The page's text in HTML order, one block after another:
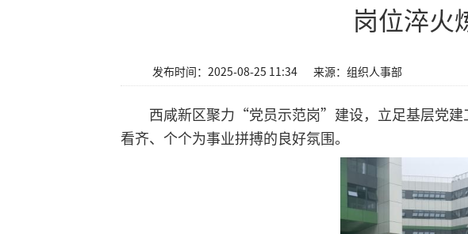
岗位淬火
发布时间：2025-08-25 11:34 来源：组织人事部
西咸新区聚力“党员示范岗”建设，立足基层党建
看齐、个个为事业拼搏的良好氛围。